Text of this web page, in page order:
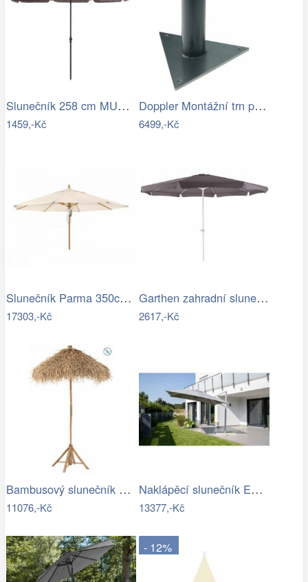
Slunečník 258 cm MURASA Bílá
1459,-Kč
Doppler Montážní trn pro slunečník…
6499,-Kč
Slunečník Parma 350cm -GD
17303,-Kč
Garthen zahradní slunečník s klikou…
2617,-Kč
Bambusový slunečník se střechou z…
11076,-Kč
Naklápěcí slunečník EASY TURN 300x300…
13377,-Kč
- 12%